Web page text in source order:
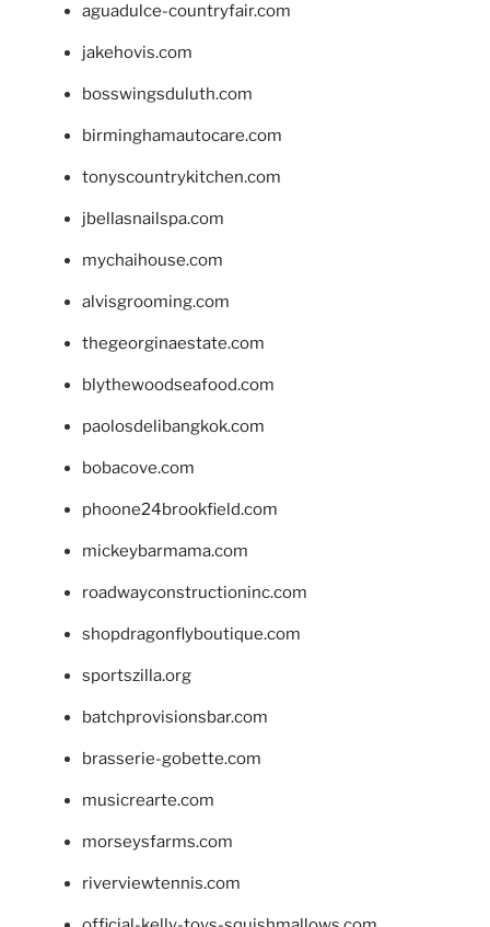
aguadulce-countryfair.com
jakehovis.com
bosswingsduluth.com
birminghamautocare.com
tonyscountrykitchen.com
jbellasnailspa.com
mychaihouse.com
alvisgrooming.com
thegeorginaestate.com
blythewoodseafood.com
paolosdelibangkok.com
bobacove.com
phoone24brookfield.com
mickeybarmama.com
roadwayconstructioninc.com
shopdragonflyboutique.com
sportszilla.org
batchprovisionsbar.com
brasserie-gobette.com
musicrearte.com
morseysfarms.com
riverviewtennis.com